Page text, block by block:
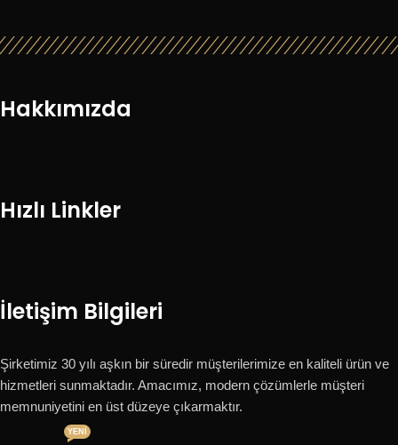
Hakkımızda
Hızlı Linkler
İletişim Bilgileri
Şirketimiz 30 yılı aşkın bir süredir müşterilerimize en kaliteli ürün ve
hizmetleri sunmaktadır. Amacımız, modern çözümlerle müşteri
memnuniyetini en üst düzeye çıkarmaktır.
YENI